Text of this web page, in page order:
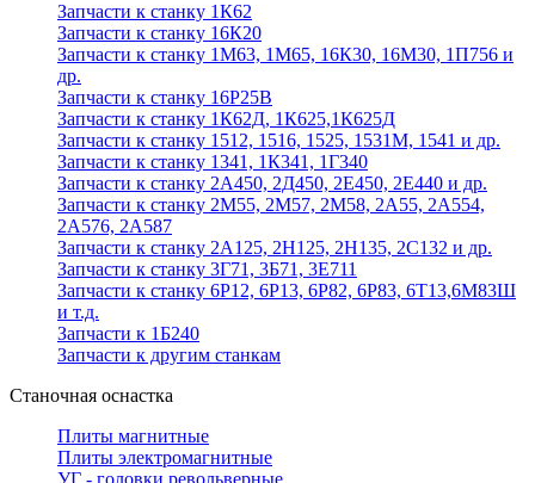
Запчасти к станку 1К62
Запчасти к станку 16К20
Запчасти к станку 1М63, 1М65, 16К30, 16М30, 1П756 и
др.
Запчасти к станку 16Р25В
Запчасти к станку 1К62Д, 1К625,1К625Д
Запчасти к станку 1512, 1516, 1525, 1531М, 1541 и др.
Запчасти к станку 1341, 1К341, 1Г340
Запчасти к станку 2А450, 2Д450, 2Е450, 2Е440 и др.
Запчасти к станку 2М55, 2М57, 2М58, 2А55, 2А554,
2А576, 2А587
Запчасти к станку 2А125, 2Н125, 2Н135, 2С132 и др.
Запчасти к станку 3Г71, 3Б71, 3Е711
Запчасти к станку 6Р12, 6Р13, 6Р82, 6Р83, 6Т13,6М83Ш
и т.д.
Запчасти к 1Б240
Запчасти к другим станкам
Станочная оснастка
Плиты магнитные
Плиты электромагнитные